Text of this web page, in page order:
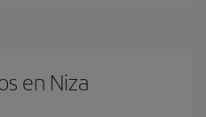
en Niza